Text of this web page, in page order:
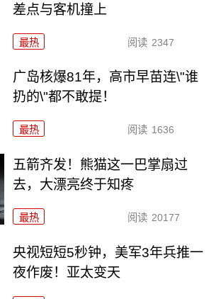
差点与客机撞上
最热 阅读 2347
广岛核爆81年，高市早苗连\"谁
扔的\"都不敢提！
最热 阅读 1636
五箭齐发！熊猫这一巴掌扇过
去，大漂亮终于知疼
最热 阅读 20177
央视短短5秒钟，美军3年兵推一
夜作废！亚太变天